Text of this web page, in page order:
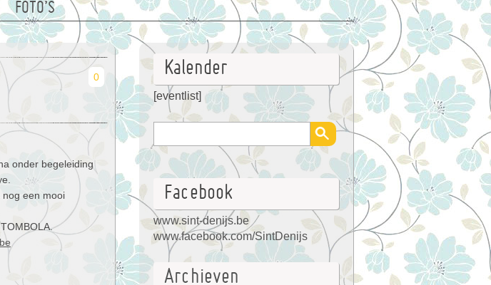
FOTO’S
0
onder begeleiding
een mooi
Kalender
[eventlist]
Facebook
www.sint-denijs.be
www.facebook.com/SintDenijs
Archieven